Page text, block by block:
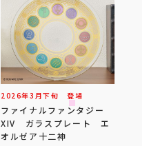
2026年3 月下旬 登場
ファイナルファンタジー
XIV ガラスプレート エ
オルゼア十二神